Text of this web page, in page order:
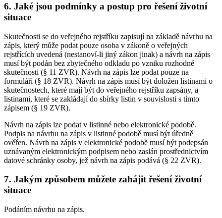
6. Jaké jsou podmínky a postup pro řešení životní
situace
Skutečnosti se do veřejného rejstříku zapisují na základě návrhu na
zápis, který může podat pouze osoba v zákoně o veřejných
rejstřících uvedená (nestanoví-li jiný zákon jinak) a návrh na zápis
musí být podán bez zbytečného odkladu po vzniku rozhodné
skutečnosti (§ 11 ZVR). Návrh na zápis lze podat pouze na
formuláři (§ 18 ZVR). Návrh na zápis musí být doložen listinami o
skutečnostech, které mají být do veřejného rejstříku zapsány, a
listinami, které se zakládají do sbírky listin v souvislosti s tímto
zápisem (§ 19 ZVR).
Návrh na zápis lze podat v listinné nebo elektronické podobě.
Podpis na návrhu na zápis v listinné podobě musí být úředně
ověřen. Návrh na zápis v elektronické podobě musí být podepsán
uznávaným elektronickým podpisem nebo zaslán prostřednictvím
datové schránky osoby, jež návrh na zápis podává (§ 22 ZVR).
7. Jakým způsobem můžete zahájit řešení životní
situace
Podáním návrhu na zápis.